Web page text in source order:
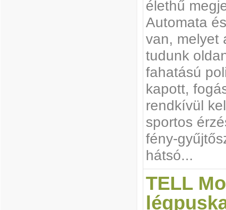
élethű
Automata
van, melyet
tudunk
fahatású
kapott,
rendkívül
sportos
fény-
hátsó...
TELL